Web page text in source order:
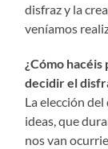
disfraz y la
veníamos
¿Cómo
decidir el
La elección
ideas, que
nos van